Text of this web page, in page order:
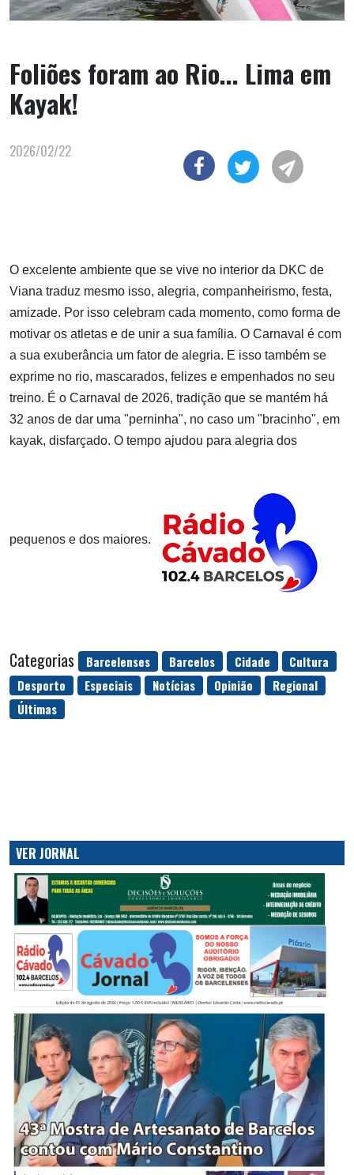
Foliões foram ao Rio... Lima em
Kayak!
2026/02/22
O excelente ambiente que se vive no interior da DKC de
Viana traduz mesmo isso, alegria, companheirismo, festa,
amizade. Por isso celebram cada momento, como forma de
motivar os atletas e de unir a sua família. O Carnaval é com
a sua exuberância um fator de alegria. E isso também se
exprime no rio, mascarados, felizes e empenhados no seu
treino. É o Carnaval de 2026, tradição que se mantém há
32 anos de dar uma "perninha", no caso um "bracinho", em
kayak, disfarçado. O tempo ajudou para alegria dos
pequenos e dos maiores.
Categorias Barcelenses Barcelos Cidade
Cultura
Desporto
Especiais Notícias Opinião
Regional
Últimas
VER JORNAL